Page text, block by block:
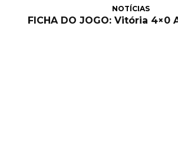
NOTÍCIAS
FICHA DO JOGO: Vitória 4×0